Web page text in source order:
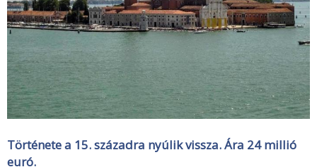
Története a 15. századra nyúlik vissza. Ára 24 millió
euró.